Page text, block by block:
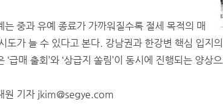
는 중과 유예 종료가 가까워질수록 절세 목적의 매
도가 늘 수 있다고 본다. 강남권과 한강변 핵심 입지
‘급매 출회’와 ‘상급지 쏠림’이 동시에 진행되는 양상
원 기자 jkim@segye.com